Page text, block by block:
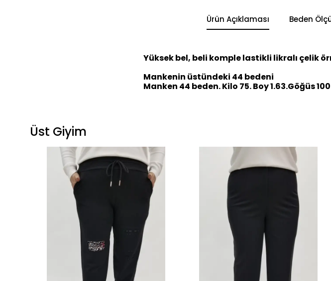
Ürün Açıklaması Beden
Yüksek bel, beli komple lastikli likralı çelik
Mankenin üstündeki 44 bedeni
Manken 44 beden. Kilo 75. Boy 1.63.Göğüs
Üst Giyim